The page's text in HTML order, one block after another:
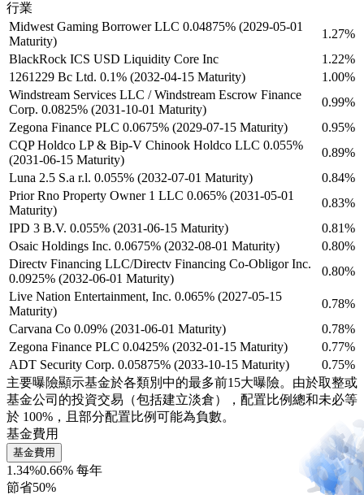
行業
Midwest Gaming Borrower LLC 0.04875% (2029-05-01
Maturity)
1.27%
BlackRock ICS USD Liquidity Core Inc
1.22%
1261229 Bc Ltd. 0.1% (2032-04-15 Maturity)
1.00%
Windstream Services LLC / Windstream Escrow Finance
Corp. 0.0825% (2031-10-01 Maturity)
0.99%
Zegona Finance PLC 0.0675% (2029-07-15 Maturity)
0.95%
CQP Holdco LP & Bip-V Chinook Holdco LLC 0.055%
(2031-06-15 Maturity)
0.89%
Luna 2.5 S.a r.l. 0.055% (2032-07-01 Maturity)
0.84%
Prior Rno Property Owner 1 LLC 0.065% (2031-05-01
Maturity)
0.83%
IPD 3 B.V. 0.055% (2031-06-15 Maturity)
0.81%
Osaic Holdings Inc. 0.0675% (2032-08-01 Maturity)
0.80%
Directv Financing LLC/Directv Financing Co-Obligor Inc.
0.0925% (2032-06-01 Maturity)
0.80%
Live Nation Entertainment, Inc. 0.065% (2027-05-15
Maturity)
0.78%
Carvana Co 0.09% (2031-06-01 Maturity)
0.78%
Zegona Finance PLC 0.0425% (2032-01-15 Maturity)
0.77%
ADT Security Corp. 0.05875% (2033-10-15 Maturity)
0.75%
主要曝險顯示基金於各類別中的最多前15大曝險。由於取整或
基金公司的投資交易（包括建立淡倉），配置比例總和未必等
於 100%，且部分配置比例可能為負數。
基金費用
基金費用
1.34%0.66% 每年
節省50%